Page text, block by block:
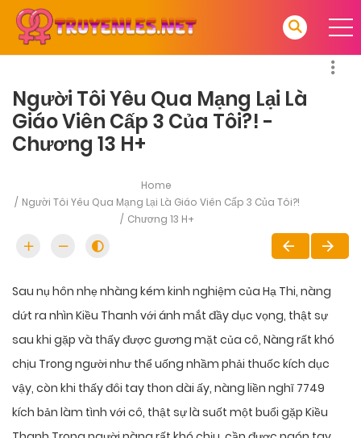
Người Tôi Yêu Qua Mạng Lại Là
Giáo Viên Cấp 3 Của Tôi?! -
Chương 13 H+
Home
Người Tôi Yêu Qua Mạng Lại Là Giáo Viên Cấp 3 Của Tôi?!
Chương 13 H+
Sau nụ hôn nhẹ nhàng kém kinh nghiệm của Hạ Thi, nàng
dứt ra nhìn Kiều Thanh với ánh mắt đầy dục vọng, thật sự
sau khi gặp và thấy được gương mặt của cô, Nàng rất khó
chịu Trong người như thể uống nhầm phải thuốc kích dục
vậy, còn khi thấy đôi tay thon dài ấy, nàng liền nghĩ 7749
kích bản làm tình với cô, thật sự là suốt một buổi gặp Kiều